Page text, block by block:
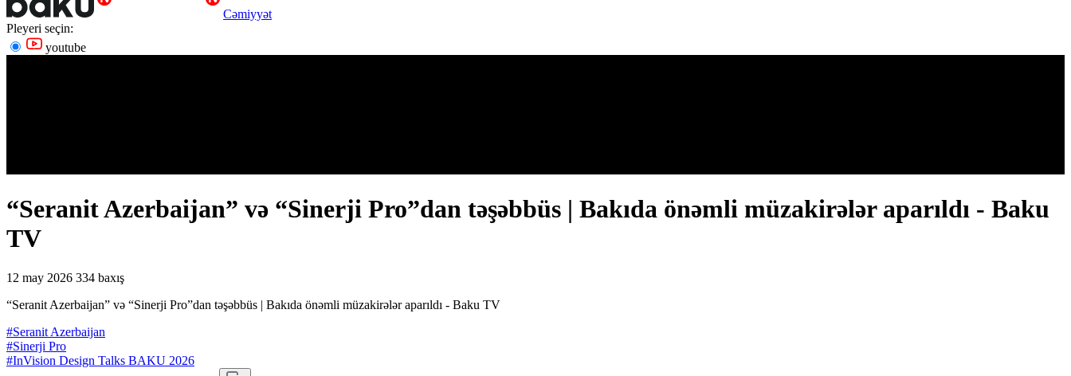
Cəmiyyət
Pleyeri seçin:
youtube
“Seranit Azerbaijan” və “Sinerji Pro”dan təşəbbüs | Bakıda önəmli müzakirələr aparıldı - Baku
TV
12 may 2026 334 baxış
“Seranit Azerbaijan” və “Sinerji Pro”dan təşəbbüs | Bakıda önəmli müzakirələr aparıldı - Baku TV
#Seranit Azerbaijan
#Sinerji Pro
#InVision Design Talks BAKU 2026